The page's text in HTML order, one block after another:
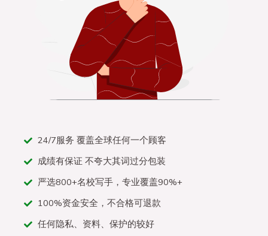
24/7服务 覆盖全球任何一个顾客
成绩有保证 不夸大其词过分包装
严选800+名校写手，专业覆盖90%+
100%资金安全，不合格可退款
任何隐私、资料、保护的较好